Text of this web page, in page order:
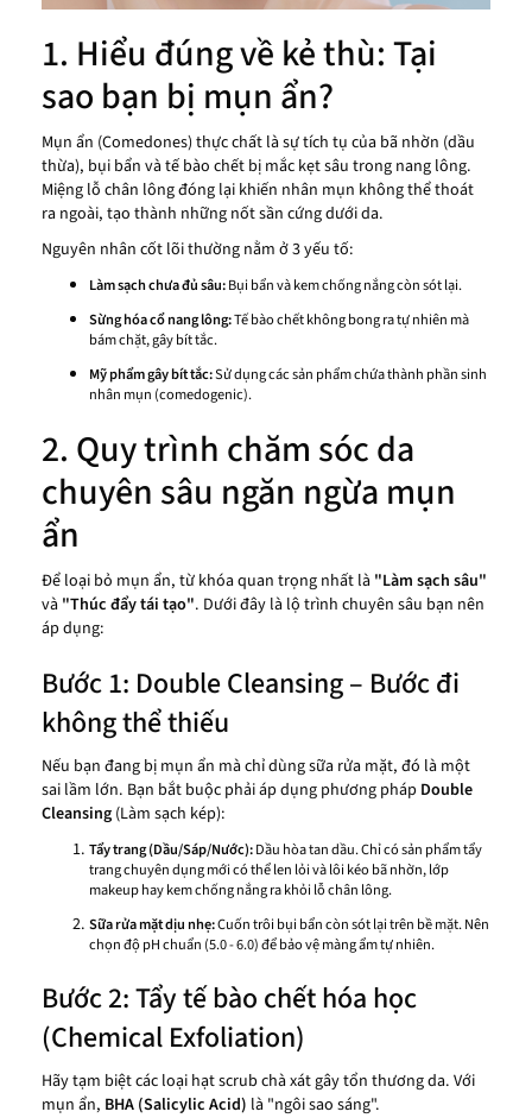
1. Hiểu đúng về kẻ thù: Tại
sao bạn bị mụn ẩn?
Mụn ẩn (Comedones) thực chất là sự tích tụ của bã nhờn (dầu
thừa), bụi bẩn và tế bào chết bị mắc kẹt sâu trong nang lông.
Miệng lỗ chân lông đóng lại khiến nhân mụn không thể thoát
ra ngoài, tạo thành những nốt sần cứng dưới da.
Nguyên nhân cốt lõi thường nằm ở 3 yếu tố:
Làm sạch chưa đủ sâu:Bụi bẩn và kem chống nắng còn sót lại.
Sừng hóa cổ nang lông:Tế bào chết không bong ra tự nhiên mà
bám chặt, gây bít tắc.
Mỹ phẩm gây bít tắc:Sử dụng các sản phẩm chứa thành phần sinh
nhân mụn (comedogenic).
2. Quy trình chăm sóc da
chuyên sâu ngăn ngừa mụn
ẩn
Để loại bỏ mụn ẩn, từ khóa quan trọng nhất là "Làm sạch sâu"
và "Thúc đẩy tái tạo". Dưới đây là lộ trình chuyên sâu bạn nên
áp dụng:
Bước 1: Double Cleansing – Bước đi
không thể thiếu
Nếu bạn đang bị mụn ẩn mà chỉ dùng sữa rửa mặt, đó là một
sai lầm lớn. Bạn bắt buộc phải áp dụng phương pháp Double
Cleansing (Làm sạch kép):
Tẩy trang (Dầu/Sáp/Nước):Dầu hòa tan dầu. Chỉ có sản phẩm tẩy
trang chuyên dụng mới có thể len lỏi và lôi kéo bã nhờn, lớp
makeup hay kem chống nắng ra khỏi lỗ chân lông.
Sữa rửa mặt dịu nhẹ:Cuốn trôi bụi bẩn còn sót lại trên bề mặt. Nên
chọn độ pH chuẩn (5.0 - 6.0) để bảo vệ màng ẩm tự nhiên.
Bước 2: Tẩy tế bào chết hóa học
(Chemical Exfoliation)
Hãy tạm biệt các loại hạt scrub chà xát gây tổn thương da. Với
mụn ẩn, BHA (Salicylic Acid) là "ngôi sao sáng".